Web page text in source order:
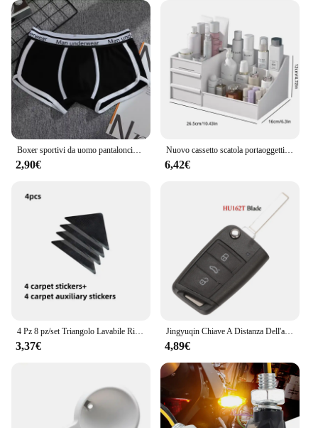
Boxer sportivi da uomo pantaloncini mutande intimo nero bianco grigio M L XL traspirante moda Fitness sport Fitness
2,90€
Nuovo cassetto scatola portaoggetti per il trucco dormitorio finitura ripiano in plastica cosmetici cura della pelle toletta Desktop
6,42€
4 Pz 8 pz/set Triangolo Lavabile Riutilizzabile Rug Gripper Tappetino In Gomma Antiscivolo Nastro Patch Antiscivolo per Piastrelle Pavimenti Tappeti Angoli Pad
3,37€
Jingyuqin Chiave A Distanza Dell'automobile Caso Borsette Per Volkswagen VW Golf 7 Beetle Jetta Bora Passat Polo Tiguan 3 Pulsante Cromato HU66 HU162T
4,89€